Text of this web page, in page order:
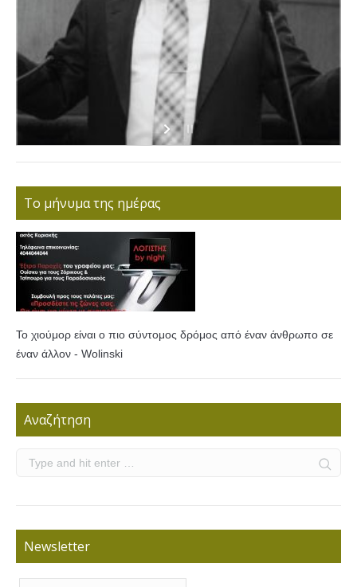
Το μήνυμα της ημέρας
Το χιούμορ είναι ο πιο σύντομος δρόμος από έναν άνθρωπο σε
έναν άλλον - Wolinski
Αναζήτηση
Newsletter